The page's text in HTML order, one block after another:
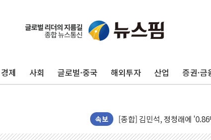
경제 사회 글로벌·중국 해외투자 산업 증권·금
속보
포항시 재난예산 40억 긴급
인천 합동연설회 나선 송영